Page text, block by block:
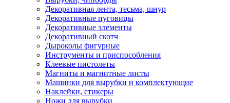
Декоративная лента, тесьма, шнур
Декоративные пуговицы
Декоративные элементы
Декоративный скотч
Дыроколы фигурные
Инструменты и приспособления
Клеевые пистолеты
Магниты и магнитные листы
Машинки для вырубки и комплектующие
Наклейки, стикеры
Ножи для вырубки